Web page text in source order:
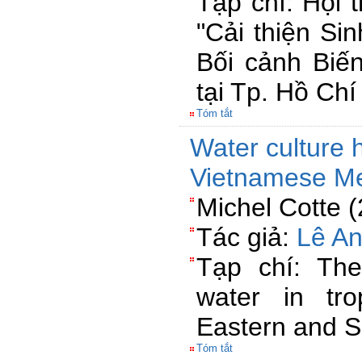
"Cải thiện
Bối cảnh
tại Tp. Hồ
Tóm tắt
Water culture
Vietnamese
Michel Cotte
Tác giả: Lê
Tạp chí:
water in
Eastern and
Tóm tắt